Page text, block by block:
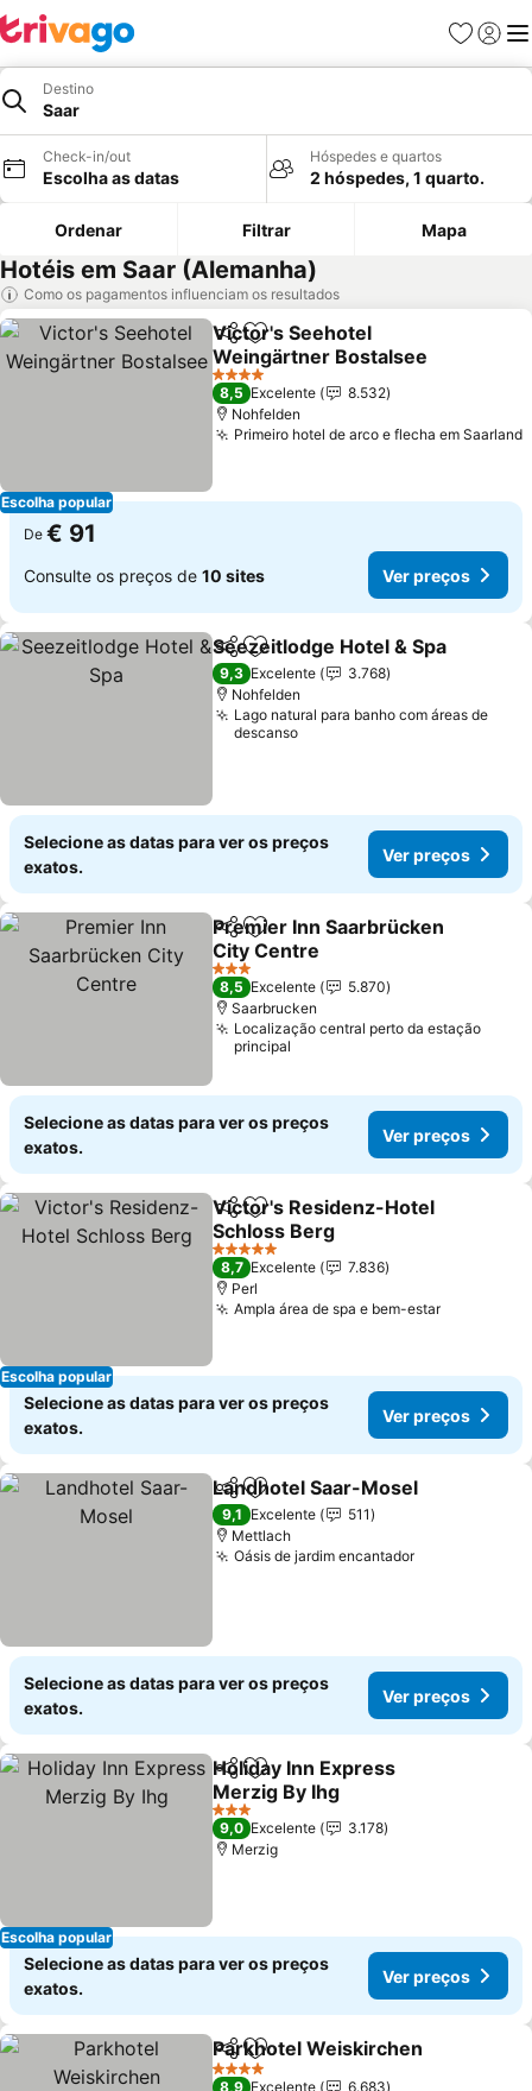
Favoritos
Iniciar
Destino
Saar
Check-in/out
Escolha as datas
Hóspedes e quartos
2 hóspedes, 1 quarto.
Ordenar Filtrar Mapa
Hotéis em Saar (Alemanha)
Como os pagamentos influenciam os resultados
Escolha popular
PartilharAdicionar aos favoritos
Victor's Seehotel
Weingärtner Bostalsee
4 Estrelas
8,5 Excelente
8.532
Nohfelden
Primeiro hotel de arco e flecha em Saarland
De € 91
Consulte os preços de 10 sites Ver preços
PartilharAdicionar aos favoritos
Seezeitlodge Hotel & Spa
9,3 Excelente
3.768
Nohfelden
Lago natural para banho com áreas de
descanso
Selecione as datas para ver os preços
exatos.
Ver preços
PartilharAdicionar aos favoritos
Premier Inn Saarbrücken
City Centre
3 Estrelas
8,5 Excelente
5.870
Saarbrucken
Localização central perto da estação
principal
Selecione as datas para ver os preços
exatos.
Ver preços
Escolha popular
PartilharAdicionar aos favoritos
Victor's Residenz-Hotel
Schloss Berg
5 Estrelas
8,7 Excelente
7.836
Perl
Ampla área de spa e bem-estar
Selecione as datas para ver os preços
exatos.
Ver preços
PartilharAdicionar aos favoritos
Landhotel Saar-Mosel
9,1 Excelente
511
Mettlach
Oásis de jardim encantador
Selecione as datas para ver os preços
exatos.
Ver preços
Escolha popular
PartilharAdicionar aos favoritos
Holiday Inn Express
Merzig By Ihg
3 Estrelas
9,0 Excelente
3.178
Merzig
Selecione as datas para ver os preços
exatos.
Ver preços
PartilharAdicionar aos favoritos
Parkhotel Weiskirchen
4 Estrelas
8,9 Excelente
6.683